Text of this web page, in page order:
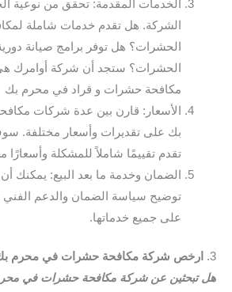
الخدمات المقدمة: تحقق من نوعية
الشركة. هل تقدم خدمات شاملة
الحشرات؟ هل توفر برامج صيانة
الحشرات؟ ستجد أن شركة أوامرك
مكافحة حشرات و قراد في محرم بك
الأسعار: قارن بين عدة شركات
بك على تقديرات وأسعار مختلفة.
تقدم تقييمًا شاملاً للمشكلة وأسعارًا
الضمان وخدمة ما بعد البيع: يمكنك
توضيح سياسة الضمان والدعم الفني
على جميع خدماتها.
3.
ارخص شركة مكافحة حشرات في محرم
هل تبحثين عن شركة مكافحة حشرات في